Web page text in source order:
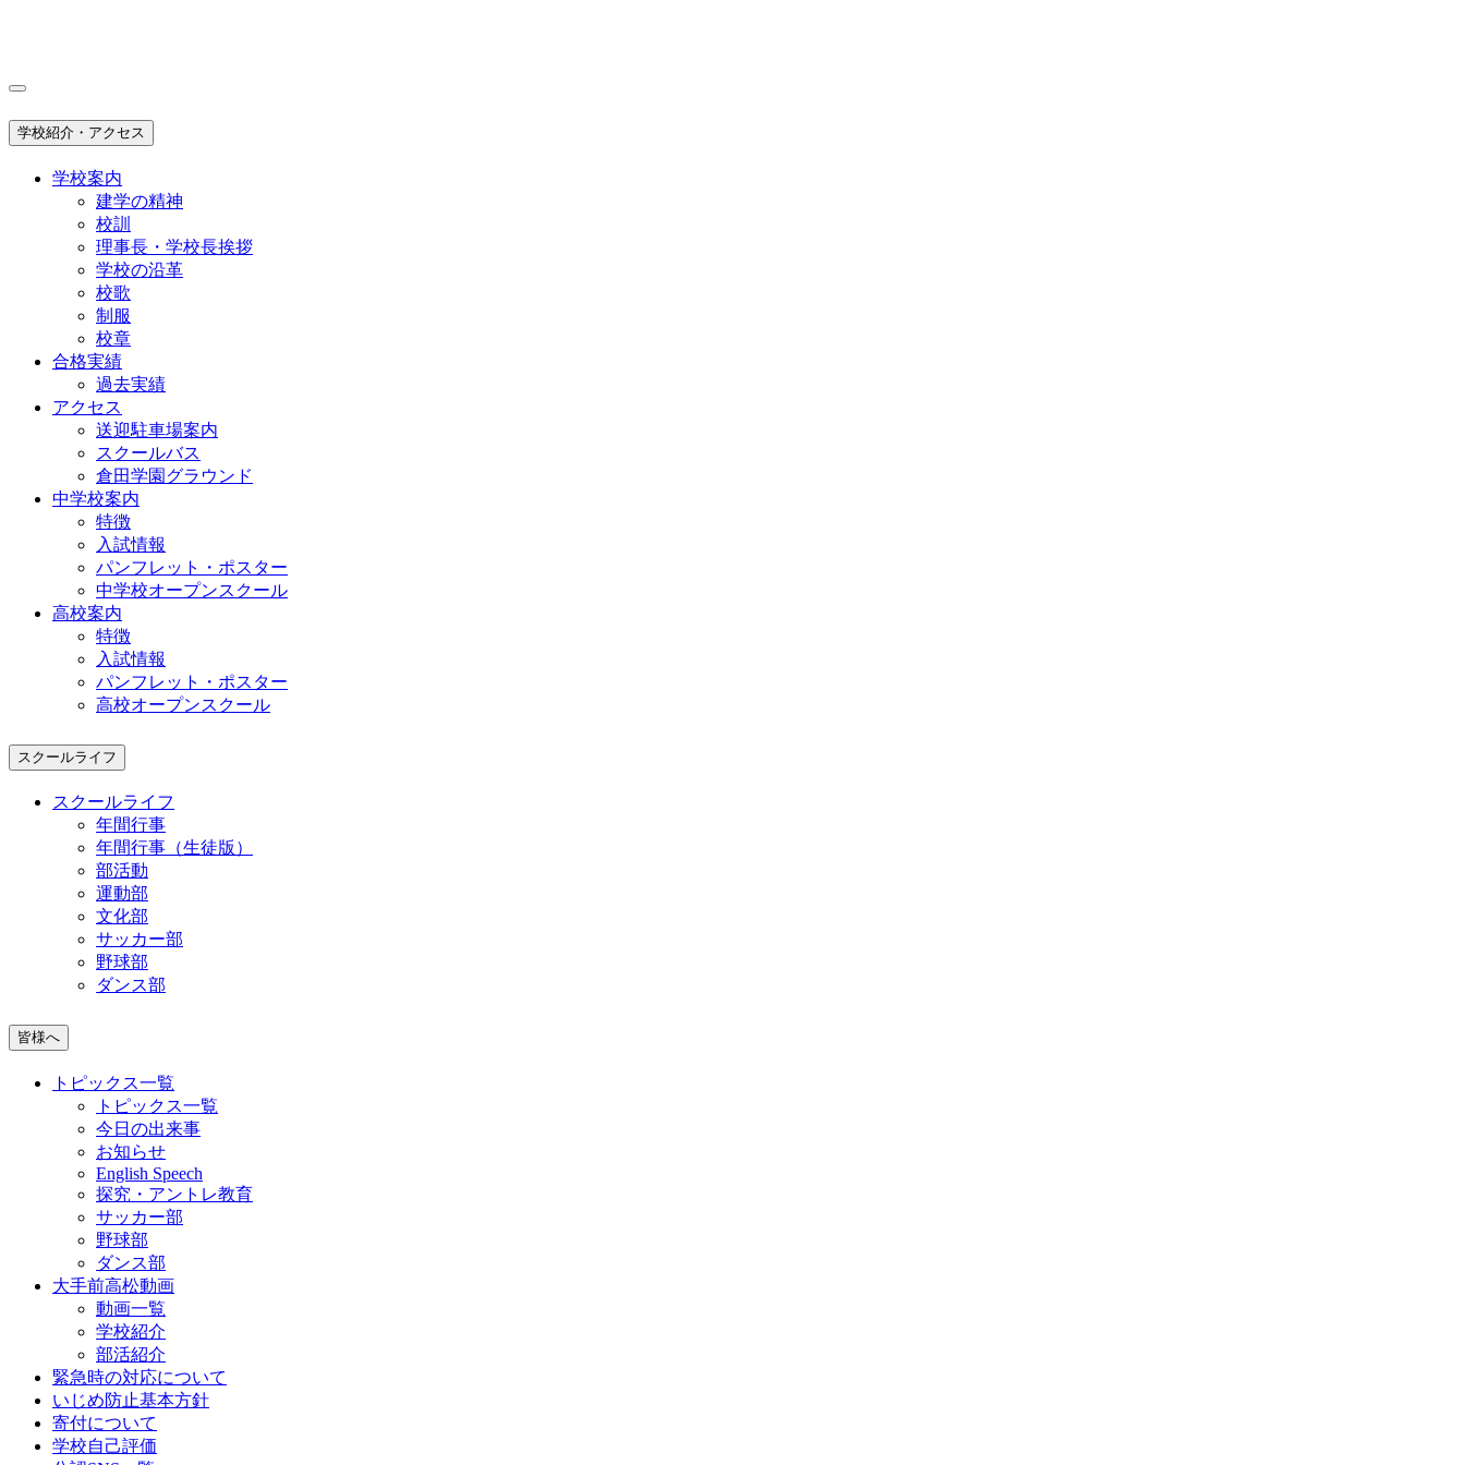
学校紹介・アクセス
学校案内
建学の精神
校訓
理事長・学校長挨拶
学校の沿革
校歌
制服
校章
合格実績
過去実績
アクセス
送迎駐車場案内
スクールバス
倉田学園グラウンド
中学校案内
特徴
入試情報
パンフレット・ポスター
中学校オープンスクール
高校案内
特徴
入試情報
パンフレット・ポスター
高校オープンスクール
スクールライフ
スクールライフ
年間行事
年間行事（生徒版）
部活動
運動部
文化部
サッカー部
野球部
ダンス部
皆様へ
トピックス一覧
トピックス一覧
今日の出来事
お知らせ
English Speech
探究・アントレ教育
サッカー部
野球部
ダンス部
大手前高松動画
動画一覧
学校紹介
部活紹介
緊急時の対応について
いじめ防止基本方針
寄付について
学校自己評価